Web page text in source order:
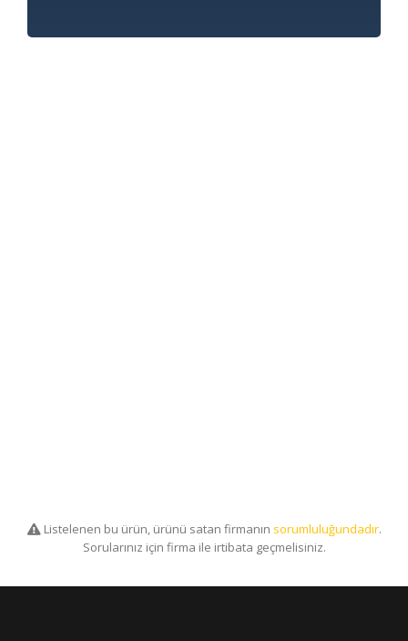
Listelenen bu ürün, ürünü satan firmanın sorumluluğundadır.
Sorularınız için firma ile irtibata geçmelisiniz.